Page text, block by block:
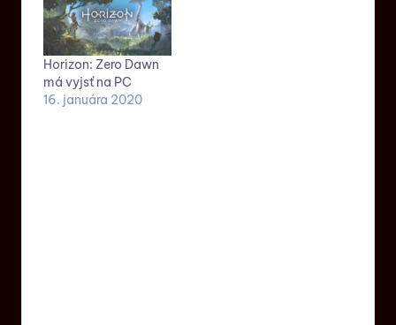
Horizon: Zero Dawn
má vyjsť na PC
16. januára 2020